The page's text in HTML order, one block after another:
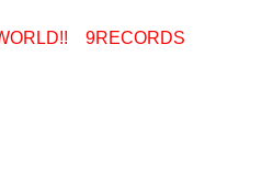
9RECORDS